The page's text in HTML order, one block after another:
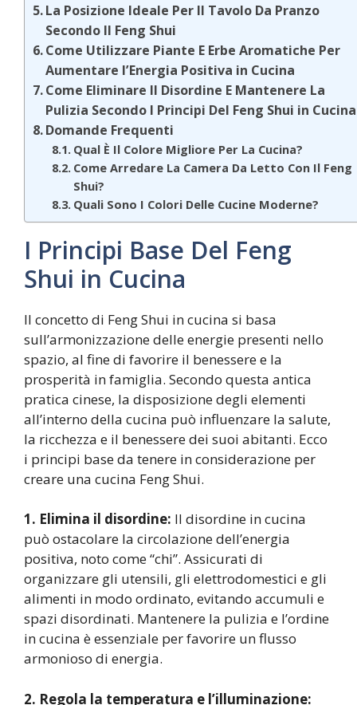
La Posizione Ideale Per Il Tavolo Da Pranzo
Secondo Il Feng Shui
Come Utilizzare Piante E Erbe Aromatiche Per
Aumentare l’Energia Positiva in Cucina
Come Eliminare Il Disordine E Mantenere La
Pulizia Secondo I Principi Del Feng Shui in Cucina
Domande Frequenti
Qual È Il Colore Migliore Per La Cucina?
Come Arredare La Camera Da Letto Con Il Feng
Shui?
Quali Sono I Colori Delle Cucine Moderne?
I Principi Base Del Feng
Shui in Cucina
Il concetto di Feng Shui in cucina si basa
sull’armonizzazione delle energie presenti nello
spazio, al fine di favorire il benessere e la
prosperità in famiglia. Secondo questa antica
pratica cinese, la disposizione degli elementi
all’interno della cucina può influenzare la salute,
la ricchezza e il benessere dei suoi abitanti. Ecco
i principi base da tenere in considerazione per
creare una cucina Feng Shui.
1. Elimina il disordine: Il disordine in cucina
può ostacolare la circolazione dell’energia
positiva, noto come “chi”. Assicurati di
organizzare gli utensili, gli elettrodomestici e gli
alimenti in modo ordinato, evitando accumuli e
spazi disordinati. Mantenere la pulizia e l’ordine
in cucina è essenziale per favorire un flusso
armonioso di energia.
2. Regola la temperatura e l’illuminazione: